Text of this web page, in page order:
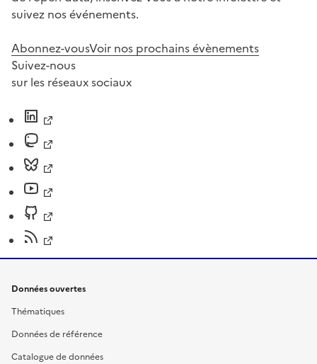
suivez nos événements.
Abonnez-vousVoir nos prochains évènements
Suivez-nous
sur les réseaux sociaux
Données ouvertes
Thématiques
Données de référence
Catalogue de données